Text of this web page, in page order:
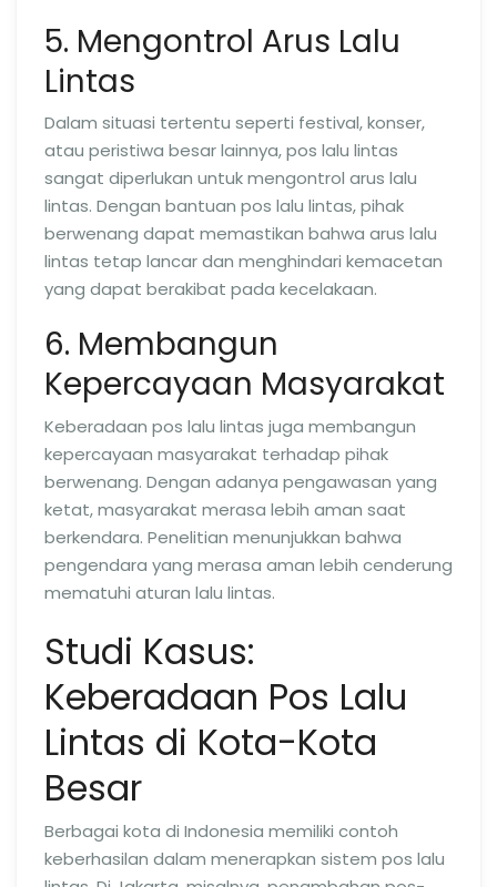
5. Mengontrol Arus Lalu
Lintas
Dalam situasi tertentu seperti festival, konser,
atau peristiwa besar lainnya, pos lalu lintas
sangat diperlukan untuk mengontrol arus lalu
lintas. Dengan bantuan pos lalu lintas, pihak
berwenang dapat memastikan bahwa arus lalu
lintas tetap lancar dan menghindari kemacetan
yang dapat berakibat pada kecelakaan.
6. Membangun
Kepercayaan Masyarakat
Keberadaan pos lalu lintas juga membangun
kepercayaan masyarakat terhadap pihak
berwenang. Dengan adanya pengawasan yang
ketat, masyarakat merasa lebih aman saat
berkendara. Penelitian menunjukkan bahwa
pengendara yang merasa aman lebih cenderung
mematuhi aturan lalu lintas.
Studi Kasus:
Keberadaan Pos Lalu
Lintas di Kota-Kota
Besar
Berbagai kota di Indonesia memiliki contoh
keberhasilan dalam menerapkan sistem pos lalu